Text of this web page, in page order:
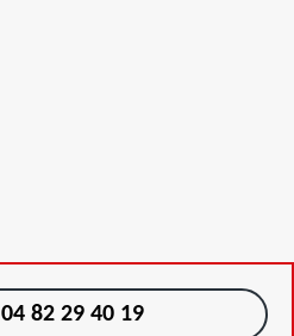
04 82 29 40 19